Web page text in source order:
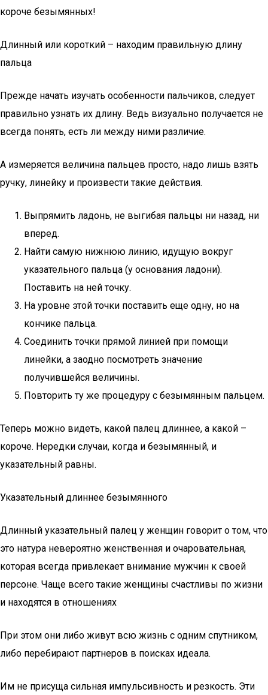
короче безымянных!
Длинный или короткий – находим правильную длину
пальца
Прежде начать изучать особенности пальчиков, следует
правильно узнать их длину. Ведь визуально получается не
всегда понять, есть ли между ними различие.
А измеряется величина пальцев просто, надо лишь взять
ручку, линейку и произвести такие действия.
Выпрямить ладонь, не выгибая пальцы ни назад, ни
вперед.
Найти самую нижнюю линию, идущую вокруг
указательного пальца (у основания ладони).
Поставить на ней точку.
На уровне этой точки поставить еще одну, но на
кончике пальца.
Соединить точки прямой линией при помощи
линейки, а заодно посмотреть значение
получившейся величины.
Повторить ту же процедуру с безымянным пальцем.
Теперь можно видеть, какой палец длиннее, а какой –
короче. Нередки случаи, когда и безымянный, и
указательный равны.
Указательный длиннее безымянного
Длинный указательный палец у женщин говорит о том, что
это натура невероятно женственная и очаровательная,
которая всегда привлекает внимание мужчин к своей
персоне. Чаще всего такие женщины счастливы по жизни
и находятся в отношениях
При этом они либо живут всю жизнь с одним спутником,
либо перебирают партнеров в поисках идеала.
Им не присуща сильная импульсивность и резкость. Эти